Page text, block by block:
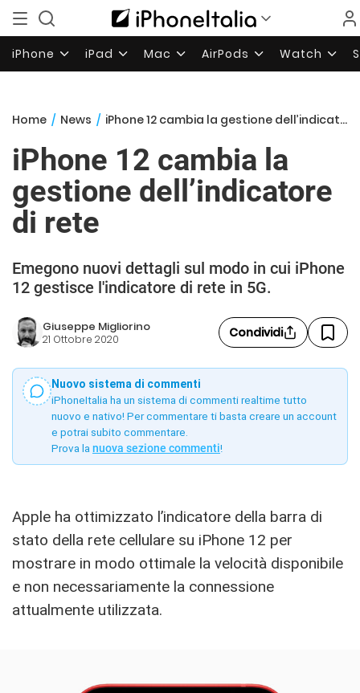
iPhone iPad Mac AirPods Watch
Home / News / iPhone 12 cambia la gestione dell’indicatore di rete
iPhone 12 cambia la
gestione dell’indicatore
di rete
Emegono nuovi dettagli sul modo in cui iPhone
12 gestisce l'indicatore di rete in 5G.
Giuseppe Migliorino
21 Ottobre 2020 Condividi
Nuovo sistema di commenti
iPhoneItalia ha un sistema di commenti realtime tutto
nuovo e nativo! Per commentare ti basta creare un account
e potrai subito commentare.
Prova la nuova sezione commenti!
Apple ha ottimizzato l’indicatore della barra di
stato della rete cellulare su iPhone 12 per
mostrare in modo ottimale la velocità disponibile
e non necessariamente la connessione
attualmente utilizzata.